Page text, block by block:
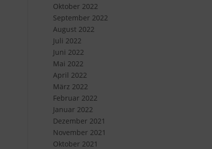
Oktober 2022
September 2022
August 2022
Juli 2022
Juni 2022
Mai 2022
April 2022
März 2022
Februar 2022
Januar 2022
Dezember 2021
November 2021
Oktober 2021